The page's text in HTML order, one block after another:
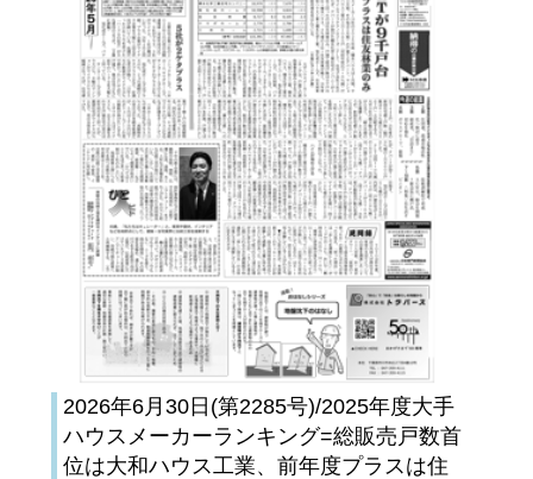
2026年6月30日(第2285号)/2025年度大手
ハウスメーカーランキング=総販売戸数首
位は大和ハウス工業、前年度プラスは住